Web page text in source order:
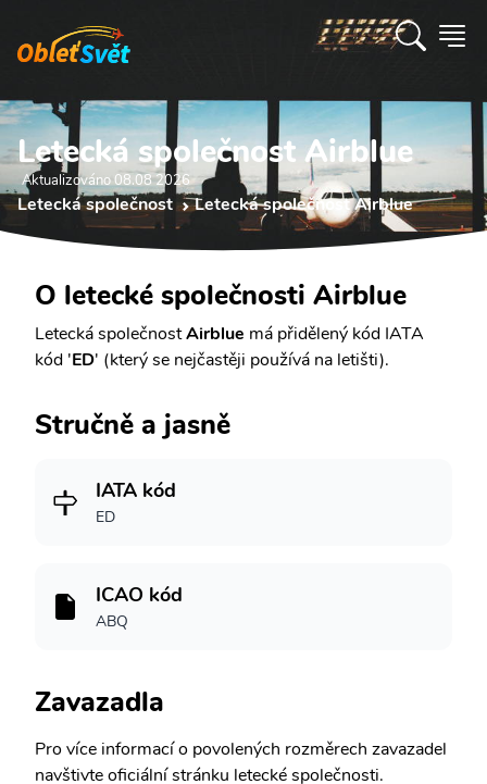
Letecká společnost Airblue
Aktualizováno 08.08 2026
Letecká společnost Letecká společnost Airblue
O letecké společnosti Airblue
Letecká společnostAirblue má přidělený kód IATA
kód 'ED' (který se nejčastěji používá na letišti).
Stručně a jasně
IATA kód
ED
ICAO kód
ABQ
Zavazadla
Pro více informací o povolených rozměrech zavazadel
navštivte oficiální stránku letecké společnosti.